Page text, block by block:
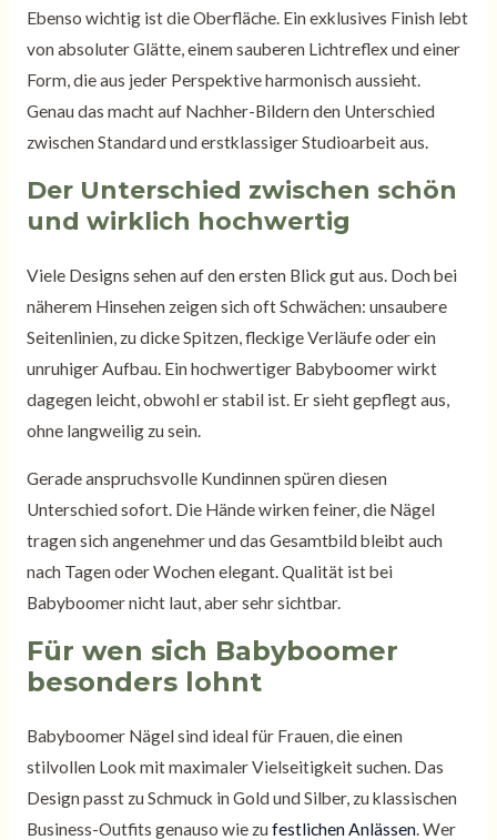
Ebenso wichtig ist die Oberfläche. Ein exklusives Finish lebt
von absoluter Glätte, einem sauberen Lichtreflex und einer
Form, die aus jeder Perspektive harmonisch aussieht.
Genau das macht auf Nachher-Bildern den Unterschied
zwischen Standard und erstklassiger Studioarbeit aus.
Der Unterschied zwischen schön
und wirklich hochwertig
Viele Designs sehen auf den ersten Blick gut aus. Doch bei
näherem Hinsehen zeigen sich oft Schwächen: unsaubere
Seitenlinien, zu dicke Spitzen, fleckige Verläufe oder ein
unruhiger Aufbau. Ein hochwertiger Babyboomer wirkt
dagegen leicht, obwohl er stabil ist. Er sieht gepflegt aus,
ohne langweilig zu sein.
Gerade anspruchsvolle Kundinnen spüren diesen
Unterschied sofort. Die Hände wirken feiner, die Nägel
tragen sich angenehmer und das Gesamtbild bleibt auch
nach Tagen oder Wochen elegant. Qualität ist bei
Babyboomer nicht laut, aber sehr sichtbar.
Für wen sich Babyboomer
besonders lohnt
Babyboomer Nägel sind ideal für Frauen, die einen
stilvollen Look mit maximaler Vielseitigkeit suchen. Das
Design passt zu Schmuck in Gold und Silber, zu klassischen
Business-Outfits genauso wie zu festlichen Anlässen. Wer